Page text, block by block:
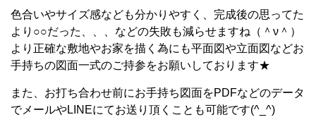
色合いやサイズ感なども分かりやすく、完成後の思ってた
より○○だった、、、などの失敗も減らせますね（＾ν＾）
より正確な敷地やお家を描く為にも平面図や立面図などお
手持ちの図面一式のご持参をお願いしております★
また、お打ち合わせ前にお手持ち図面をPDFなどのデータ
でメールやLINEにてお送り頂くことも可能です(^_^)